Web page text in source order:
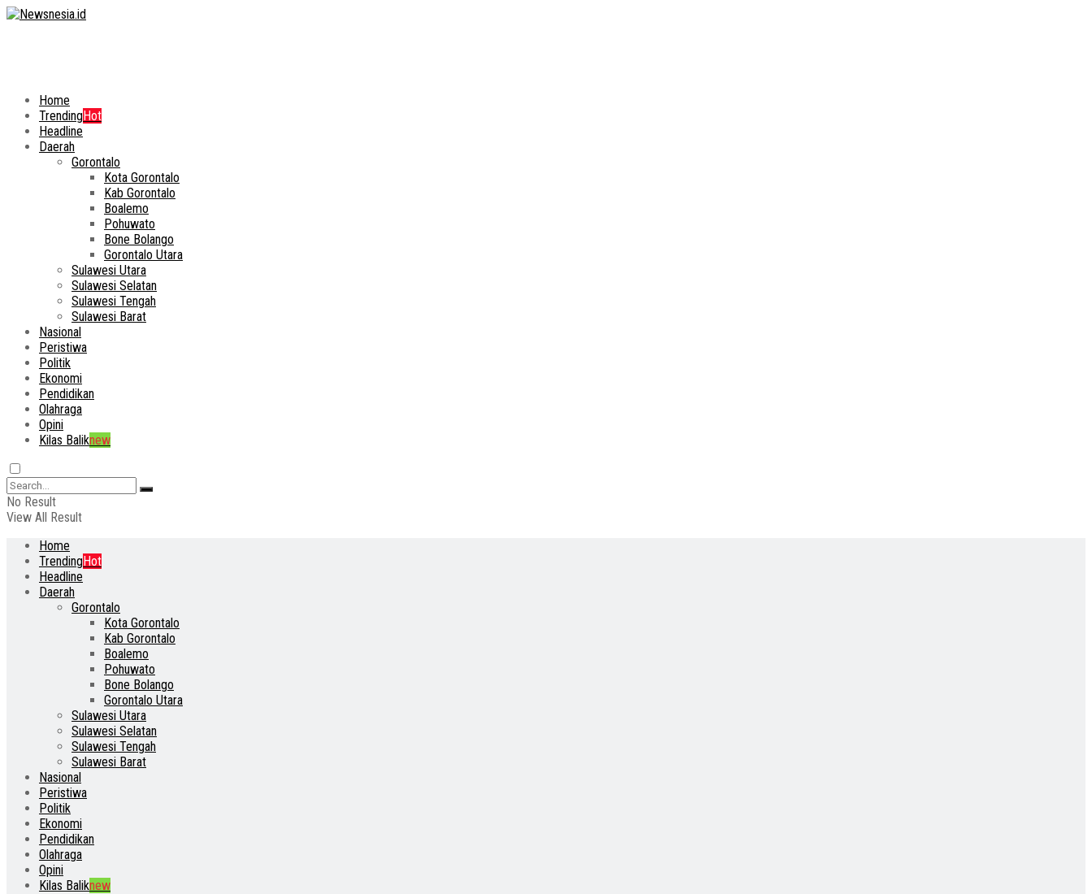
Home
TrendingHot
Headline
Daerah
Gorontalo
Kota Gorontalo
Kab Gorontalo
Boalemo
Pohuwato
Bone Bolango
Gorontalo Utara
Sulawesi Utara
Sulawesi Selatan
Sulawesi Tengah
Sulawesi Barat
Nasional
Peristiwa
Politik
Ekonomi
Pendidikan
Olahraga
Opini
Kilas Baliknew
No Result
View All Result
Home
TrendingHot
Headline
Daerah
Gorontalo
Kota Gorontalo
Kab Gorontalo
Boalemo
Pohuwato
Bone Bolango
Gorontalo Utara
Sulawesi Utara
Sulawesi Selatan
Sulawesi Tengah
Sulawesi Barat
Nasional
Peristiwa
Politik
Ekonomi
Pendidikan
Olahraga
Opini
Kilas Baliknew